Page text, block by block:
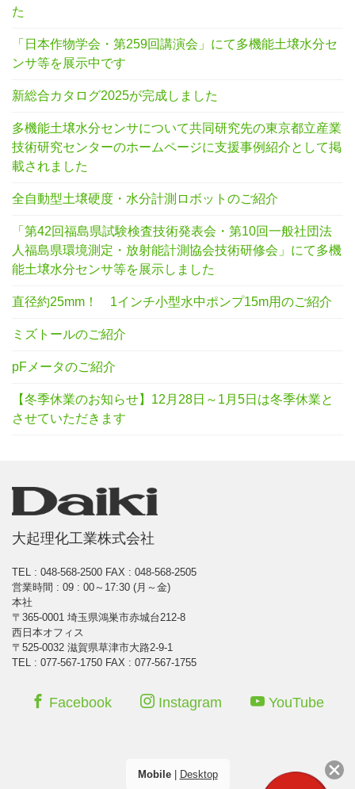
た
「日本作物学会・第259回講演会」にて多機能土壌水分セ
ンサ等を展示中です
新総合カタログ2025が完成しました
多機能土壌水分センサについて共同研究先の東京都立産業
技術研究センターのホームページに支援事例紹介として掲
載されました
全自動型土壌硬度・水分計測ロボットのご紹介
「第42回福島県試験検査技術発表会・第10回一般社団法
人福島県環境測定・放射能計測協会技術研修会」にて多機
能土壌水分センサ等を展示しました
直径約25mm！ 1インチ小型水中ポンプ15m用のご紹介
ミズトールのご紹介
pFメータのご紹介
【冬季休業のお知らせ】12月28日～1月5日は冬季休業と
させていただきます
大起理化工業株式会社
TEL : 048-568-2500 FAX : 048-568-2505
営業時間 : 09 : 00～17:30 (月～金)
本社
〒365-0001 埼玉県鴻巣市赤城台212-8
西日本オフィス
〒525-0032 滋賀県草津市大路2-9-1
TEL : 077-567-1750 FAX : 077-567-1755
Facebook Instagram YouTube
Mobile| Desktop